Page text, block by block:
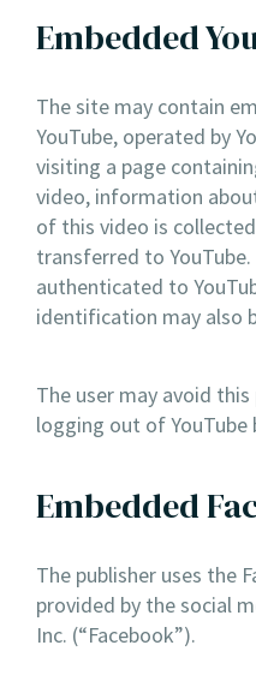
Embedded
The site may contain
YouTube, operated by
visiting a page
video, information
of this video is
transferred to
authenticated to
identification may also
The user may avoid
logging out of
Embedded
The publisher uses the
provided by the social
Inc. (“Facebook”).